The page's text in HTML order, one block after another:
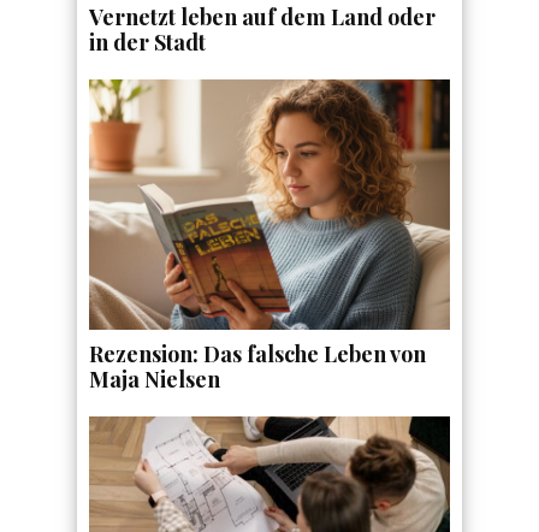
Vernetzt leben auf dem Land oder
in der Stadt
Rezension: Das falsche Leben von
Maja Nielsen